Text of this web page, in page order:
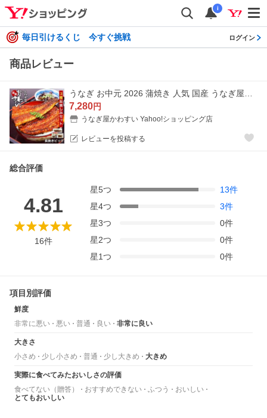
i
毎日引けるくじ 今すぐ挑戦 ログイン
商品レビュー
7,280円
うなぎ屋かわすい Yahoo!ショッピング店
レビューを投稿する
総合評価
4.81
16件
星5つ 13件
星4つ 3件
星3つ 0件
星2つ 0件
星1つ 0件
項目別評価
鮮度
非常に悪い
悪い 普通 良い 非常に良い
大きさ
小さめ
少し小さめ 普通 少し大きめ 大きめ
実際に食べてみたおいしさの評価
食べてない（贈答）
おすすめできない ふつう
おいしい
とてもおいしい